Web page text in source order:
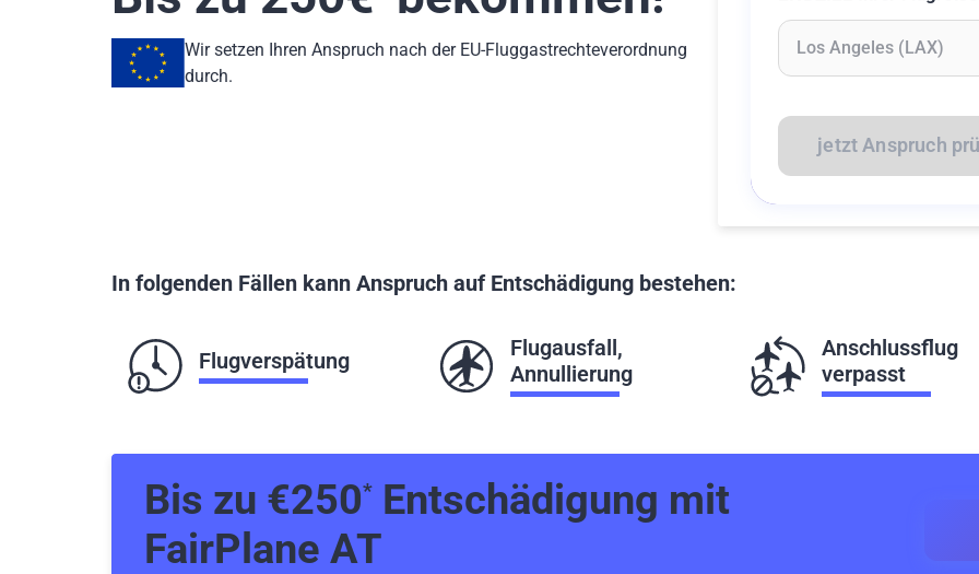
Wir setzen Ihren Anspruch nach der EU-Fluggastrechteverordnung
durch.
jetzt Anspruch
In folgenden Fällen kann Anspruch auf Entschädigung bestehen:
Flugverspätung
Flugausfall,
Annullierung
Anschlussflug
verpasst
Bis zu €250* Entschädigung mit
FairPlane AT